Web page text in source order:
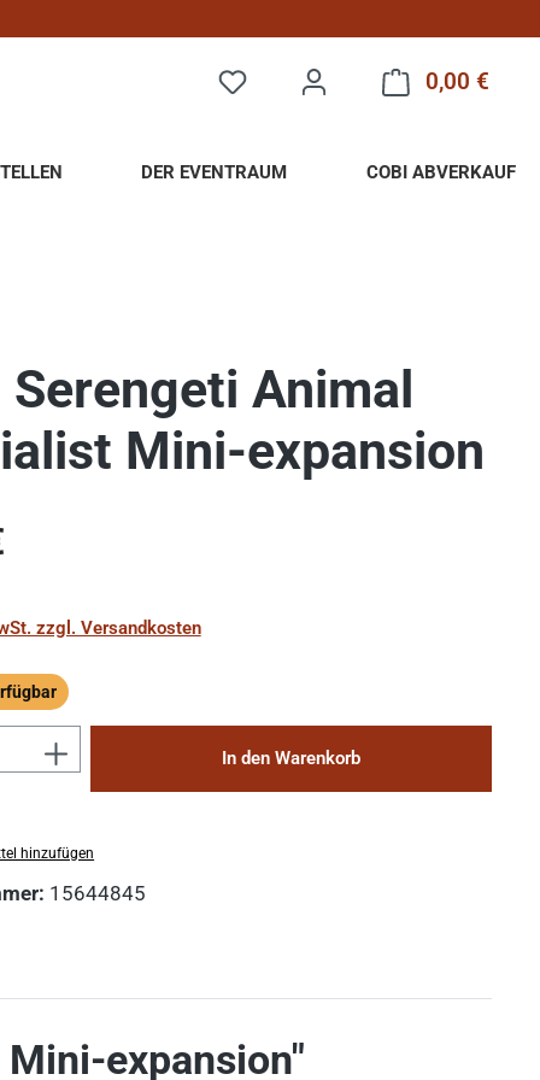
0,00 €
DER EVENTRAUM COBI ABVERKAUF
Animal
Mini-expansion
zzgl. Versandkosten
Anzahl: Gib den gewünschten Wert
In den Warenkorb
hinzufügen
15644845
expansion"